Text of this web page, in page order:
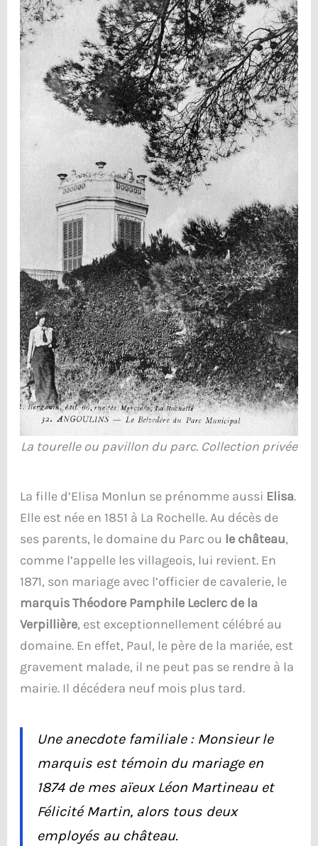
La tourelle ou pavillon du parc. Collection privée
La fille d’Elisa Monlun se prénomme aussi Elisa.
Elle est née en 1851 à La Rochelle. Au décès de
ses parents, le domaine du Parc ou le château,
comme l’appelle les villageois, lui revient. En
1871, son mariage avec l’officier de cavalerie, le
marquis Théodore Pamphile Leclerc de la
Verpillière, est exceptionnellement célébré au
domaine. En effet, Paul, le père de la mariée, est
gravement malade, il ne peut pas se rendre à la
mairie. Il décédera neuf mois plus tard.
Une anecdote familiale : Monsieur le
marquis est témoin du mariage en
1874 de mes aïeux Léon Martineau et
Félicité Martin, alors tous deux
employés au château.